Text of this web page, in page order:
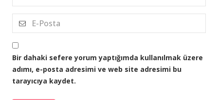
Bir dahaki sefere yorum yaptığımda kullanılmak üzere
adımı, e-posta adresimi ve web site adresimi bu
tarayıcıya kaydet.